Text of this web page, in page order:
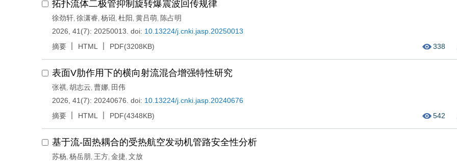
拓扑流体二极管抑制旋转爆震波回传规律
徐劲轩, 徐潇睿, 杨诏, 杜阳, 黄吕萌, 陈占明
2026, 41(7): 20250013. doi: 10.13224/j.cnki.jasp.20250013
摘要
HTML PDF(3208KB) 338
表面V肋作用下的横向射流混合增强特性研究
张祺, 胡志云, 曹娜, 田伟
2026, 41(7): 20240676. doi: 10.13224/j.cnki.jasp.20240676
摘要
HTML PDF(4348KB) 542
基于流-固热耦合的受热航空发动机管路安全性分析
苏杨, 杨岳朋, 王方, 金捷, 文放